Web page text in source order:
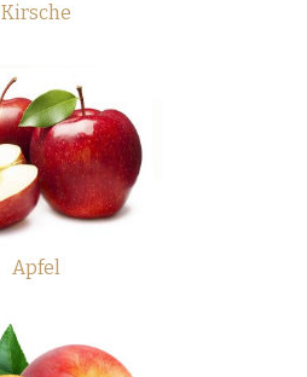
Kirsche
Apfel